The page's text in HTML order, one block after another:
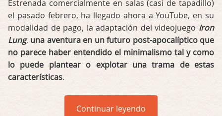
Estrenada comercialmente en salas (casi de tapadillo)
el pasado febrero, ha llegado ahora a YouTube, en su
modalidad de pago, la adaptación del videojuego Iron
Lung, una aventura en un futuro post-apocalíptico que
no parece haber entendido el minimalismo tal y como
lo puede plantear o explotar una trama de estas
características.
Continuar leyendo